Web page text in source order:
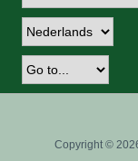
Copyright ©